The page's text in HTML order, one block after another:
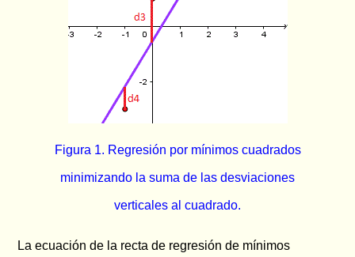
Figura 1. Regresión por mínimos cuadrados
minimizando la suma de las desviaciones
verticales al cuadrado.
La ecuación de la recta de regresión de mínimos